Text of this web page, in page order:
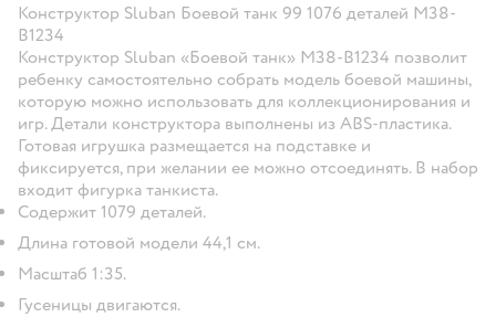
Конструктор Sluban Боевой танк 99 1076 деталей M38-
B1234
Конструктор Sluban «Боевой танк» M38-B1234 позволит
ребенку самостоятельно собрать модель боевой машины,
которую можно использовать для коллекционирования и
игр. Детали конструктора выполнены из ABS-пластика.
Готовая игрушка размещается на подставке и
фиксируется, при желании ее можно отсоединять. В набор
входит фигурка танкиста.
Содержит 1079 деталей.
Длина готовой модели 44,1 см.
Масштаб 1:35.
Гусеницы двигаются.